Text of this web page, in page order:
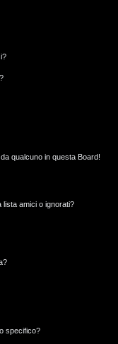
qualcuno in questa Board!
lista amici o ignorati?
specifico?